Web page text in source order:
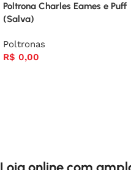
Poltrona Charles Eames e Puff
(Salva)
Poltronas
R$ 0,00